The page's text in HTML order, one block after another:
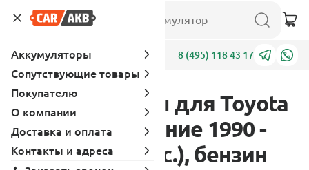
Адреса 8 (495) 118 43 17
Аккумуляторы для Toyota
Corsa 4 поколение 1990 -
1994 1.5 (115 л.с.), бензин
Аккумуляторы
Сопутствующие товары
Покупателю
О компании
Доставка и оплата
Контакты и адреса